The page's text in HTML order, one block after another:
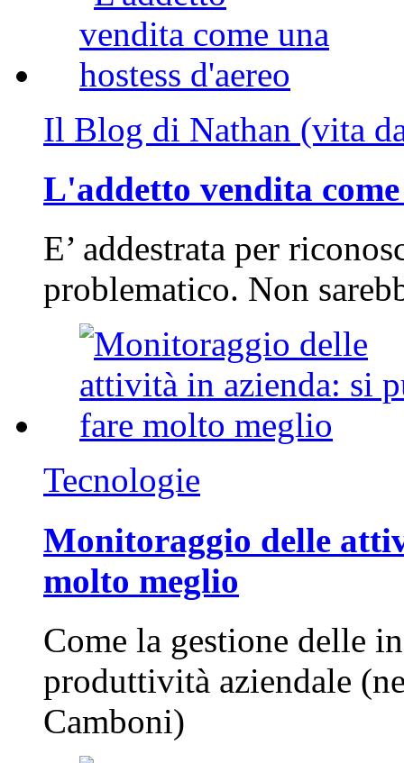
Il Blog di Nathan (vita
L'addetto vendita
E’ addestrata per
problematico. Non
Tecnologie
Monitoraggio delle
molto meglio
Come la gestione delle
produttività aziendale
Camboni)